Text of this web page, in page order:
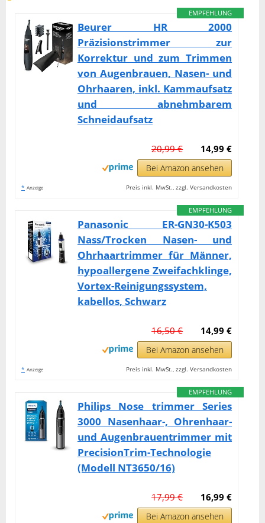
EMPFEHLUNG
Beurer HR 2000
Präzisionstrimmer zur
Korrektur und zum Trimmen
von Augenbrauen, Nasen- und
Ohrhaaren, inkl. Kammaufsatz
und abnehmbarem
Schneidaufsatz
14,99 €
20,99 €
Bei Amazon ansehen
* Anzeige Preis inkl. MwSt., zzgl. Versandkosten
EMPFEHLUNG
Panasonic ER-GN30-K503
Nass/Trocken Nasen- und
Ohrhaartrimmer für Männer,
hypoallergene Zweifachklinge,
Vortex-Reinigungssystem,
kabellos, Schwarz
14,99 €
16,50 €
Bei Amazon ansehen
* Anzeige Preis inkl. MwSt., zzgl. Versandkosten
EMPFEHLUNG
Philips Nose trimmer Series
3000 Nasenhaar-, Ohrenhaar-
und Augenbrauentrimmer mit
PrecisionTrim-Technologie
(Modell NT3650/16)
16,99 €
17,99 €
Bei Amazon ansehen